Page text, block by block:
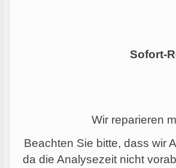
Sofort-
Wir reparieren
Beachten Sie bitte, dass wir
da die Analysezeit nicht